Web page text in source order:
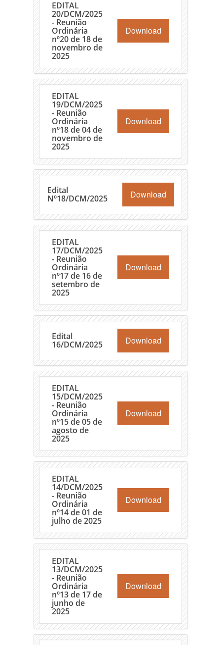
EDITAL
20/DCM/2025
- Reunião
Ordinária
nº20 de 18 de
novembro de
2025
Download
EDITAL
19/DCM/2025
- Reunião
Ordinária
nº18 de 04 de
novembro de
2025
Download
Edital
Nº18/DCM/2025 Download
EDITAL
17/DCM/2025
- Reunião
Ordinária
nº17 de 16 de
setembro de
2025
Download
Edital
16/DCM/2025 Download
EDITAL
15/DCM/2025
- Reunião
Ordinária
nº15 de 05 de
agosto de
2025
Download
EDITAL
14/DCM/2025
- Reunião
Ordinária
nº14 de 01 de
julho de 2025
Download
EDITAL
13/DCM/2025
- Reunião
Ordinária
nº13 de 17 de
junho de
2025
Download